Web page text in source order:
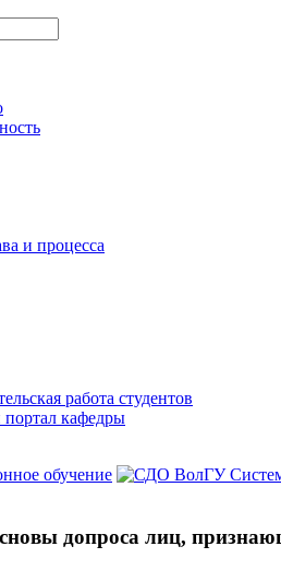
и процесса
работа студентов
кафедры
обучение
допроса лиц,